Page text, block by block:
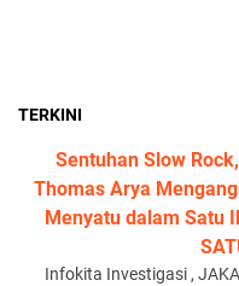
TERKINI
Sentuhan Slow
Thomas Arya
Menyatu dalam Satu
Infokita Investigasi ,